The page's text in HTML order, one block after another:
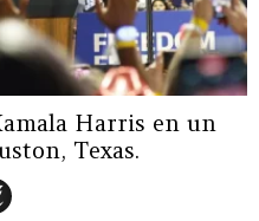
Harris en un
Texas.